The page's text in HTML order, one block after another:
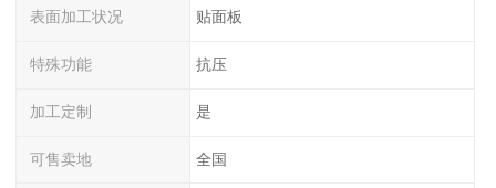
表面加工状况 贴面板
特殊功能 抗压
加工定制 是
可售卖地 全国